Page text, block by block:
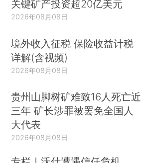
关键矿产投资超20亿美元
2026年08月08日
境外收入征税 保险收益计税
详解(含视频)
2026年08月08日
贵州山脚树矿难致16人死亡近
三年 矿长涉罪被罢免全国人
大代表
2026年08月08日